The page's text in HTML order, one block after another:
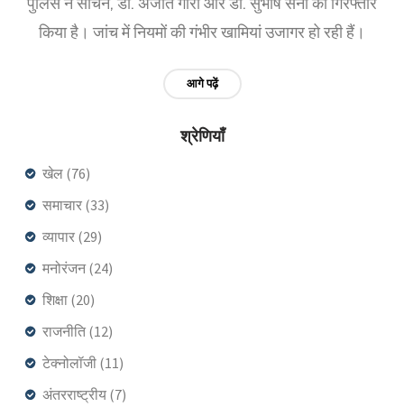
किया है। जांच में नियमों की गंभीर खामियां उजागर हो रही हैं।
आगे पढ़ें
श्रेणियाँ
खेल (76)
समाचार (33)
व्यापार (29)
मनोरंजन(24)
शिक्षा (20)
राजनीति (12)
टेक्नोलॉजी (11)
अंतरराष्ट्रीय (7)